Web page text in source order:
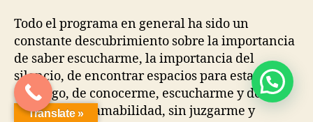
Todo el programa en general ha sido un
constante descubrimiento sobre la importancia
de saber escucharme, la importancia del
silencio, de encontrar espacios para estar
conmigo, de conocerme, escucharme y de
tratarme con amabilidad, sin juzgarme y
Translate »